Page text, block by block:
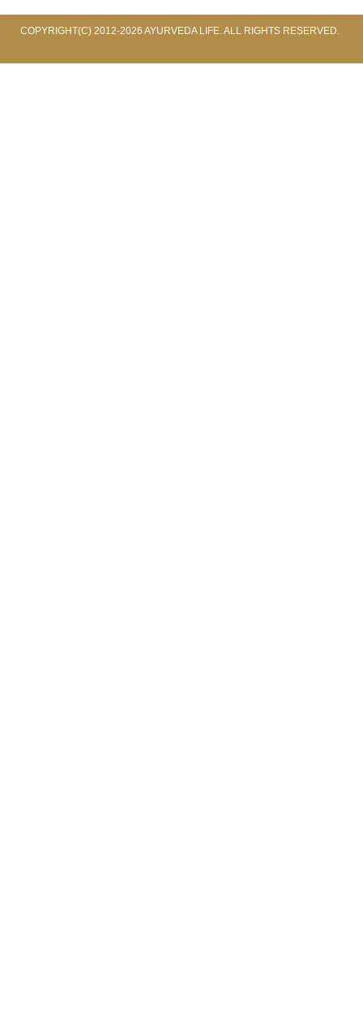
COPYRIGHT(C) 2012-2026 AYURVEDA LIFE. ALL RIGHTS RESERVED.